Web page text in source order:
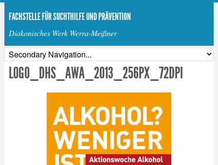
FACHSTELLE FÜR SUCHTHILFE UND PRÄVENTION
Diakonisches Werk Werra-Meißner
LOGO_DHS_AWA_2013_256PX_72DPI